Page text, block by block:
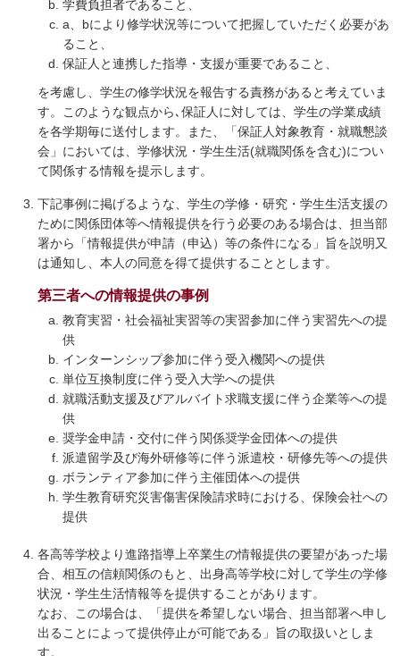
学費負担者であること、
a、bにより修学状況等について把握していただく必要があ
ること、
保証人と連携した指導・支援が重要であること、
を考慮し、学生の修学状況を報告する責務があると考えていま
す。このような観点から､保証人に対しては、学生の学業成績
を各学期毎に送付します。また、「保証人対象教育・就職懇談
会」においては、学修状況・学生生活(就職関係を含む)につい
て関係する情報を提示します。
下記事例に掲げるような、学生の学修・研究・学生生活支援の
ために関係団体等へ情報提供を行う必要のある場合は、担当部
署から「情報提供が申請（申込）等の条件になる」旨を説明又
は通知し、本人の同意を得て提供することとします。
第三者への情報提供の事例
教育実習・社会福祉実習等の実習参加に伴う実習先への提
供
インターンシップ参加に伴う受入機関への提供
単位互換制度に伴う受入大学への提供
就職活動支援及びアルバイト求職支援に伴う企業等への提
供
奨学金申請・交付に伴う関係奨学金団体への提供
派遣留学及び海外研修等に伴う派遣校・研修先等への提供
ボランティア参加に伴う主催団体への提供
学生教育研究災害傷害保険請求時における、保険会社への
提供
各高等学校より進路指導上卒業生の情報提供の要望があった場
合、相互の信頼関係のもと、出身高等学校に対して学生の学修
状況・学生生活情報等を提供することがあります。
なお、この場合は、「提供を希望しない場合、担当部署へ申し
出ることによって提供停止が可能である」旨の取扱いとしま
す。